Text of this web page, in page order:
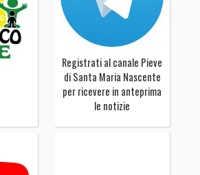
Registrati al canale Pieve
di Santa Maria Nascente
per ricevere in anteprima
le notizie